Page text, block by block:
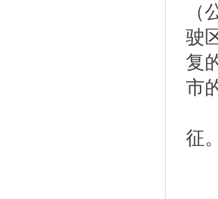
驶
复
市
征